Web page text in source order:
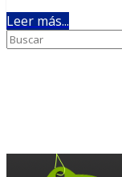
Leer más...